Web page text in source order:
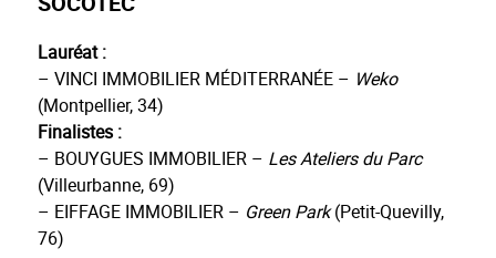
Lauréat :
– VINCI IMMOBILIER MÉDITERRANÉE – Weko
(Montpellier, 34)
Finalistes :
– BOUYGUES IMMOBILIER – Les Ateliers du Parc
(Villeurbanne, 69)
– EIFFAGE IMMOBILIER – Green Park(Petit-Quevilly,
76)